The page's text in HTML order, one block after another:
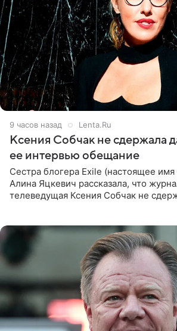
9 часов назад Lenta.Ru
Ксения Собчак не сдержала
ее интервью обещание
Сестра блогера Exile (настоящее
Алина Яцкевич рассказала, что
телеведущая Ксения Собчак не